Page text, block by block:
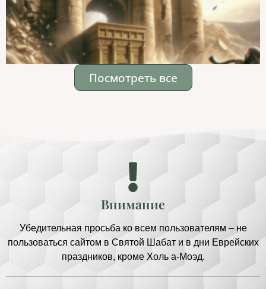
Посмотреть все
Внимание
Убедительная просьба ко всем пользователям – не
пользоваться сайтом в Святой Шабат и в дни Еврейских
праздников, кроме Холь а-Моэд.